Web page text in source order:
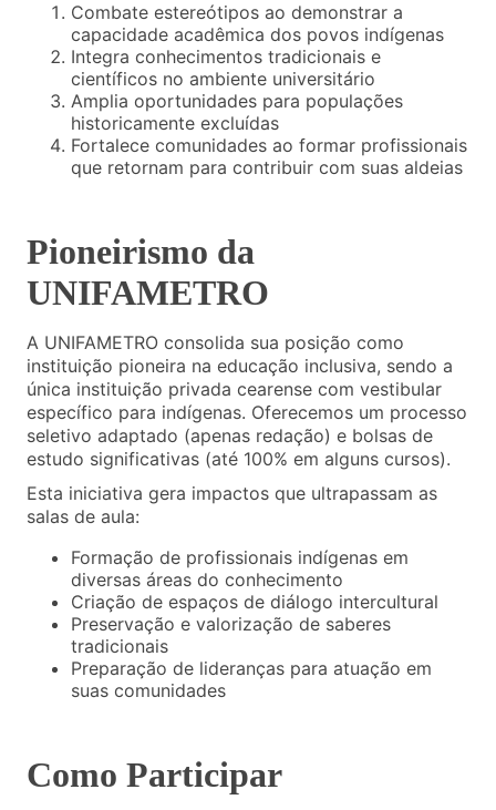
Combate estereótipos ao demonstrar a
capacidade acadêmica dos povos indígenas
Integra conhecimentos tradicionais e
científicos no ambiente universitário
Amplia oportunidades para populações
historicamente excluídas
Fortalece comunidades ao formar profissionais
que retornam para contribuir com suas aldeias
Pioneirismo da
UNIFAMETRO
A UNIFAMETRO consolida sua posição como
instituição pioneira na educação inclusiva, sendo a
única instituição privada cearense com vestibular
específico para indígenas. Oferecemos um processo
seletivo adaptado (apenas redação) e bolsas de
estudo significativas (até 100% em alguns cursos).
Esta iniciativa gera impactos que ultrapassam as
salas de aula:
Formação de profissionais indígenas em
diversas áreas do conhecimento
Criação de espaços de diálogo intercultural
Preservação e valorização de saberes
tradicionais
Preparação de lideranças para atuação em
suas comunidades
Como Participar